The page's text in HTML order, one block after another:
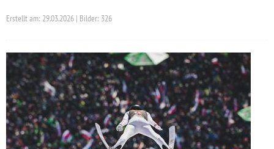
Erstellt am: 29.03.2026 | Bilder: 326